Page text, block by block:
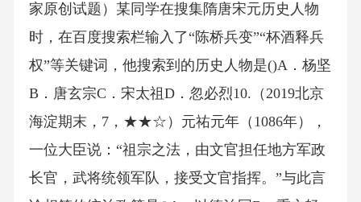
家原创试题）某同学在搜集隋唐宋元历史人物
时，在百度搜索栏输入了“陈桥兵变”“杯酒释兵
权”等关键词，他搜索到的历史人物是()A．杨坚
B．唐玄宗C．宋太祖D．忽必烈10.（2019北京
海淀期末，7，★★☆）元祐元年（1086年），
一位大臣说：“祖宗之法，由文官担任地方军政
长官，武将统领军队，接受文官指挥。”与此言